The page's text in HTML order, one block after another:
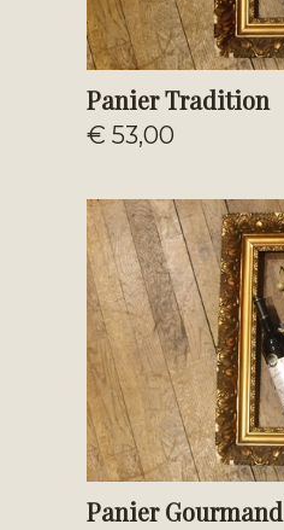
Panier Tradition
€ 53,00
Panier Gourmand